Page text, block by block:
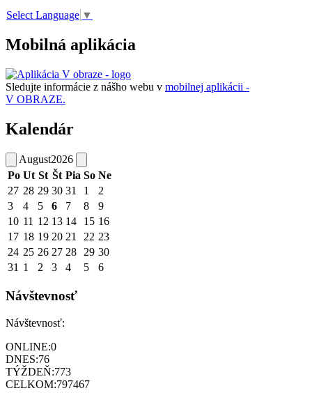
Select Language ▼
Mobilná aplikácia
Sledujte informácie z nášho webu v mobilnej aplikácii -
V OBRAZE.
Kalendár
August2026
Po Ut St Št Pia So Ne
27 28 29 30 31 1
2
3
4 5 6 7 8
9
10 11 12 13 14 15 16
17 18 19 20 21 22 23
24 25 26 27 28 29 30
31 1 2 3 4 5 6
Návštevnosť
Návštevnosť:
ONLINE:0
DNES:76
TÝŽDEŇ:773
CELKOM:797467